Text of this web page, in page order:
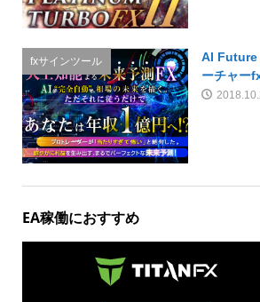
fxサインツール
AI Future
ーチャー
EA稼働におすすめ